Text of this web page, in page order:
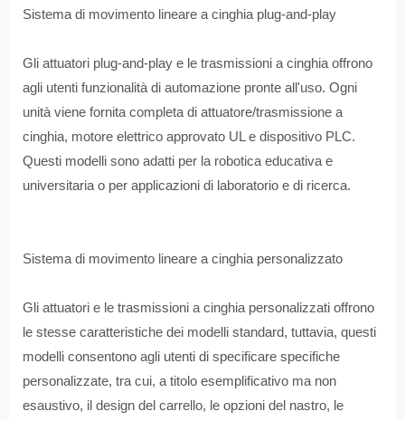
Sistema di movimento lineare a cinghia plug-and-play
Gli attuatori plug-and-play e le trasmissioni a cinghia offrono
agli utenti funzionalità di automazione pronte all'uso. Ogni
unità viene fornita completa di attuatore/trasmissione a
cinghia, motore elettrico approvato UL e dispositivo PLC.
Questi modelli sono adatti per la robotica educativa e
universitaria o per applicazioni di laboratorio e di ricerca.
Sistema di movimento lineare a cinghia personalizzato
Gli attuatori e le trasmissioni a cinghia personalizzati offrono
le stesse caratteristiche dei modelli standard, tuttavia, questi
modelli consentono agli utenti di specificare specifiche
personalizzate, tra cui, a titolo esemplificativo ma non
esaustivo, il design del carrello, le opzioni del nastro, le